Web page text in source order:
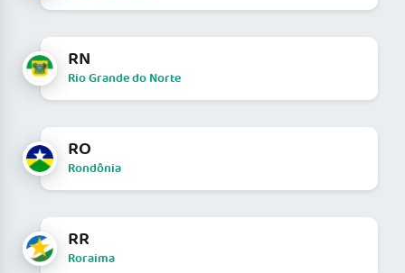
RN
Rio Grande do Norte
RO
Rondônia
RR
Roraima